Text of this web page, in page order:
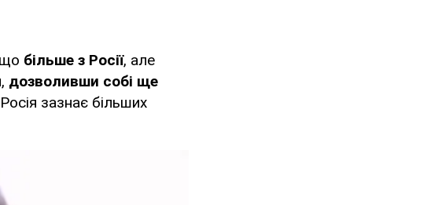
більше з Росії, але
дозволивши собі ще
зазнає більших